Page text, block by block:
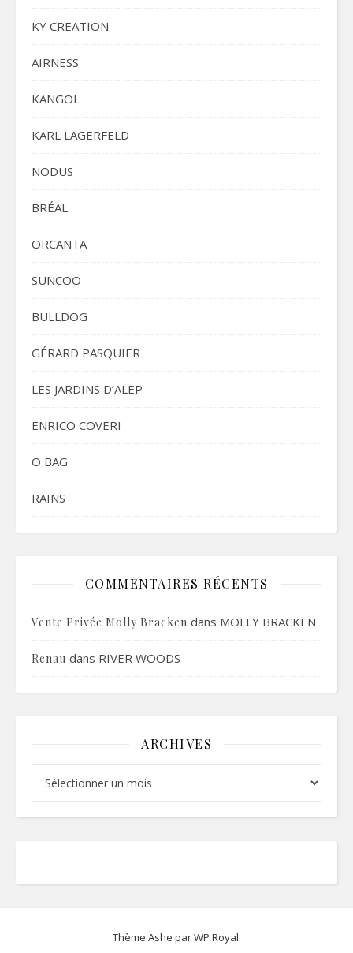
KY CREATION
AIRNESS
KANGOL
KARL LAGERFELD
NODUS
BRÉAL
ORCANTA
SUNCOO
BULLDOG
GÉRARD PASQUIER
LES JARDINS D’ALEP
ENRICO COVERI
O BAG
RAINS
COMMENTAIRES RÉCENTS
Vente Privée Molly Bracken dans MOLLY BRACKEN
Renau dans RIVER WOODS
ARCHIVES
Thème Ashe parWP Royal.